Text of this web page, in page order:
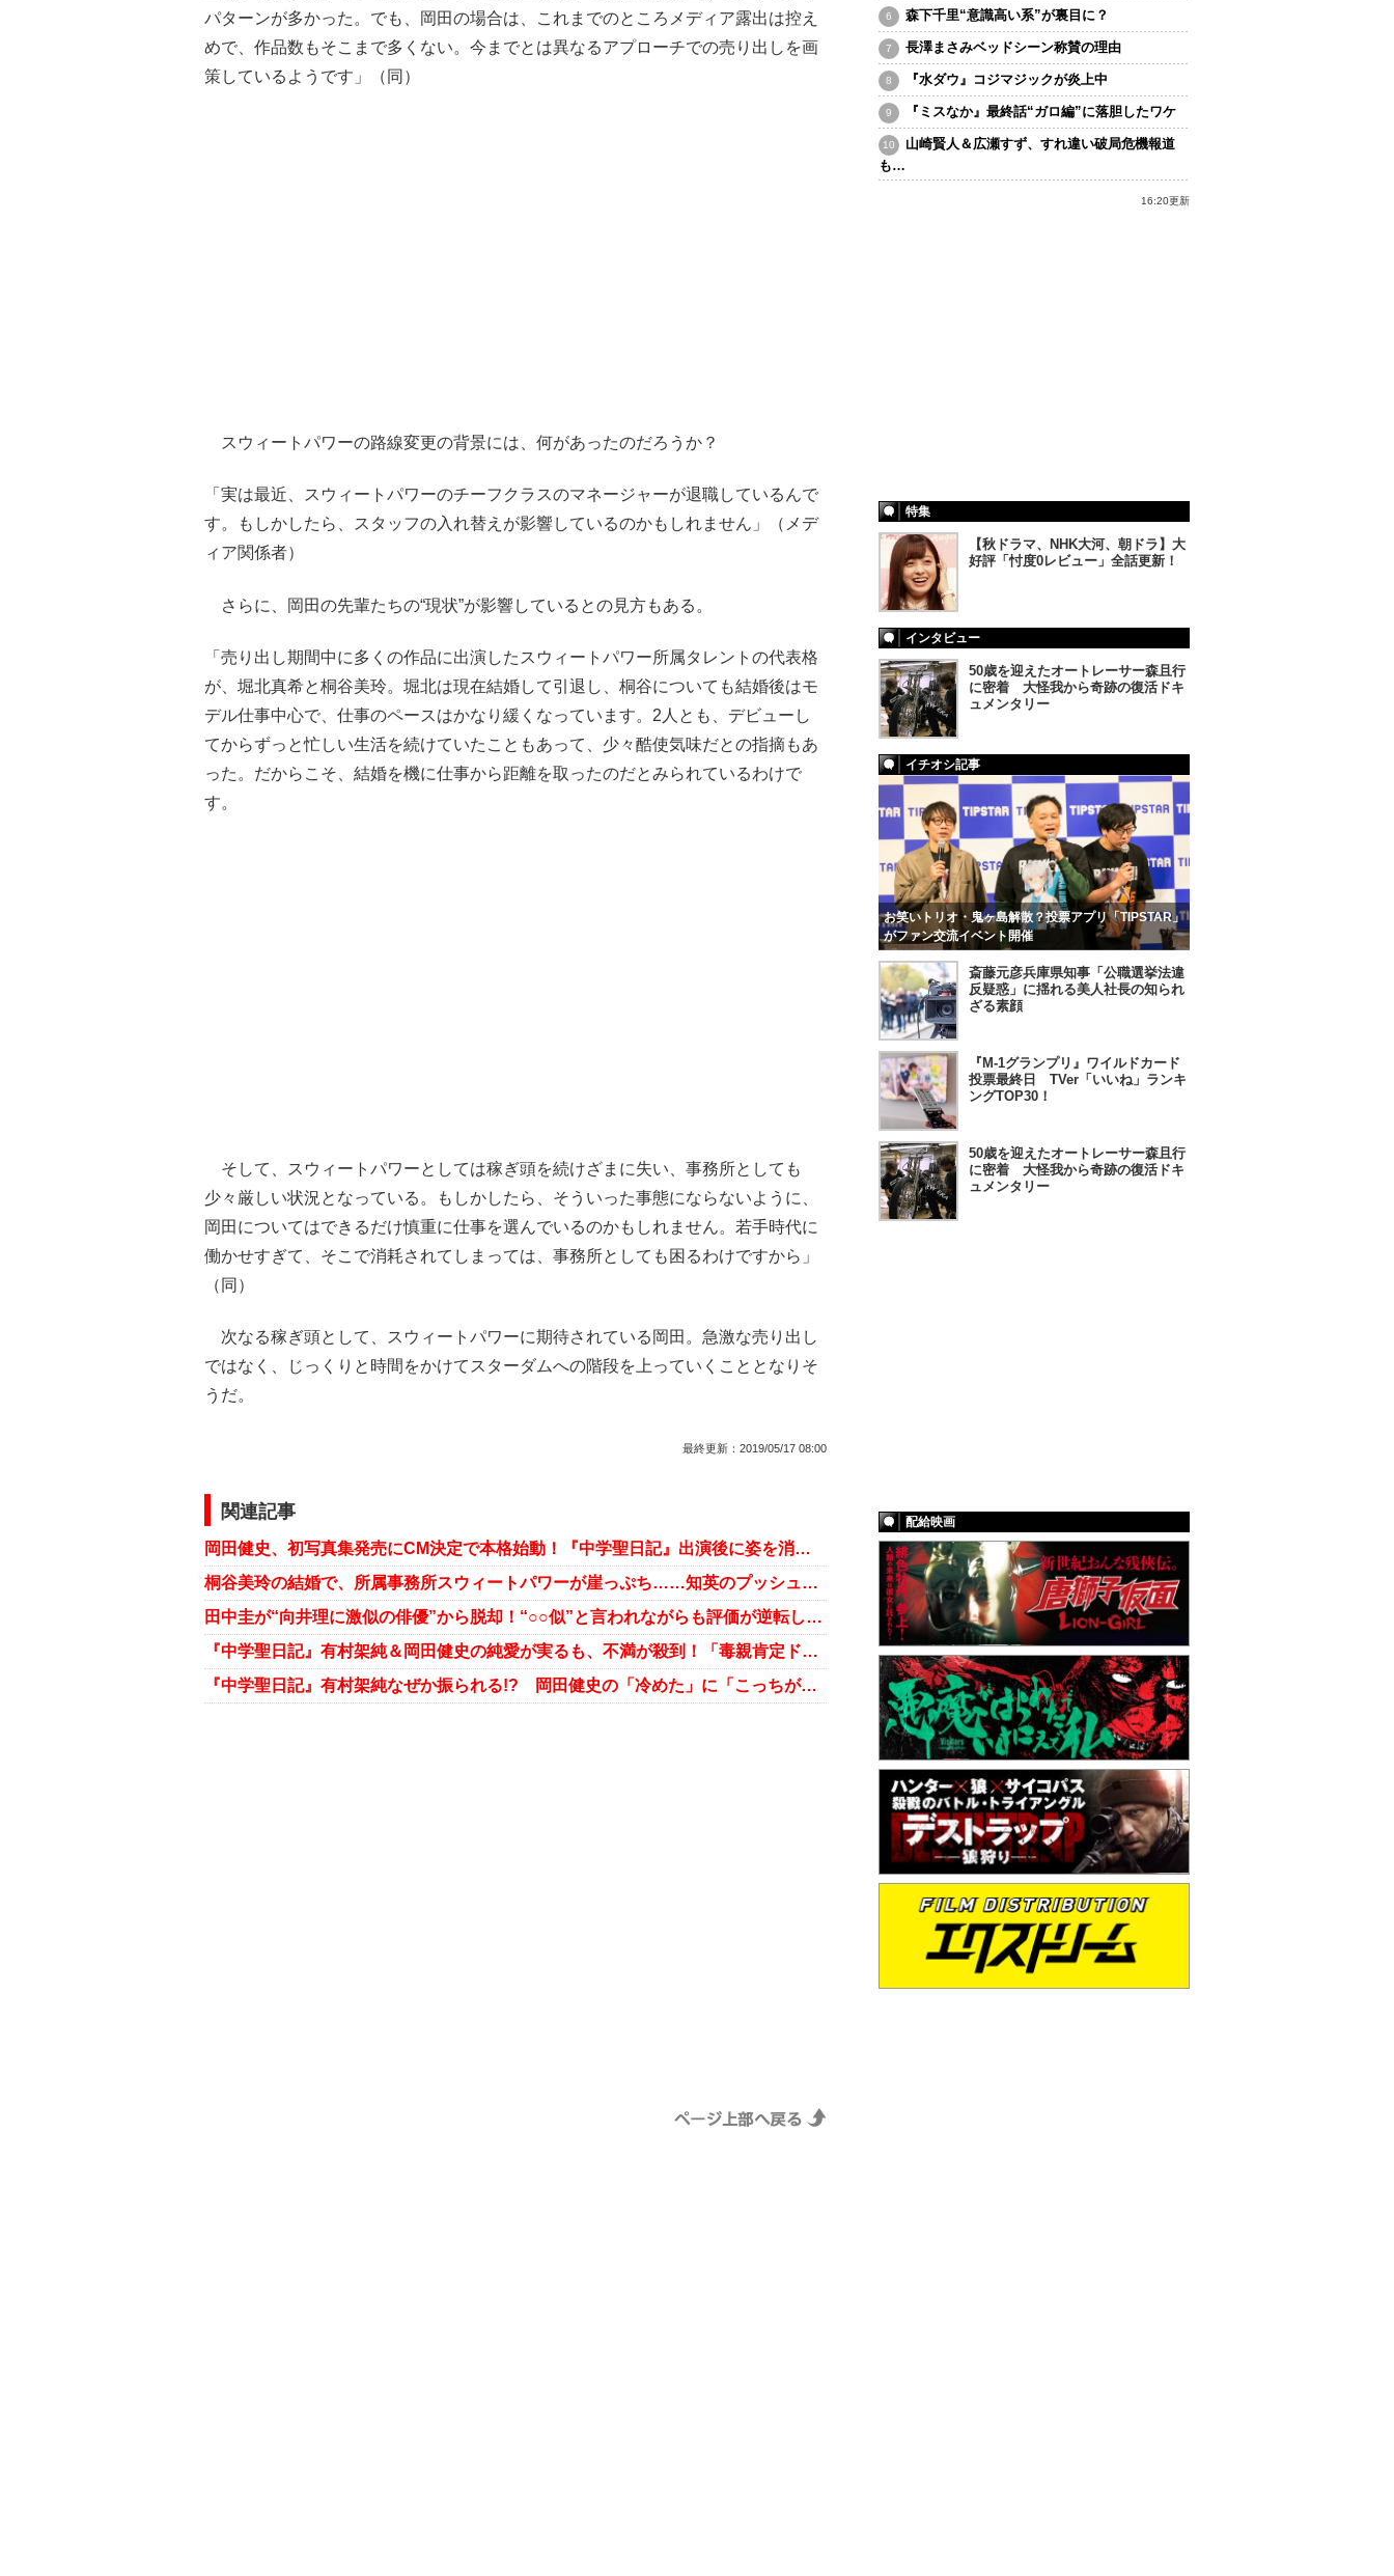
パターンが多かった。でも、岡田の場合は、これまでのところメディア露出は控え
めで、作品数もそこまで多くない。今までとは異なるアプローチでの売り出しを画
策しているようです」（同）
スウィートパワーの路線変更の背景には、何があったのだろうか？
「実は最近、スウィートパワーのチーフクラスのマネージャーが退職しているんで
す。もしかしたら、スタッフの入れ替えが影響しているのかもしれません」（メデ
ィア関係者）
さらに、岡田の先輩たちの“現状”が影響しているとの見方もある。
「売り出し期間中に多くの作品に出演したスウィートパワー所属タレントの代表格
が、堀北真希と桐谷美玲。堀北は現在結婚して引退し、桐谷についても結婚後はモ
デル仕事中心で、仕事のペースはかなり緩くなっています。2人とも、デビューし
てからずっと忙しい生活を続けていたこともあって、少々酷使気味だとの指摘もあ
った。だからこそ、結婚を機に仕事から距離を取ったのだとみられているわけで
す。
そして、スウィートパワーとしては稼ぎ頭を続けざまに失い、事務所としても
少々厳しい状況となっている。もしかしたら、そういった事態にならないように、
岡田についてはできるだけ慎重に仕事を選んでいるのかもしれません。若手時代に
働かせすぎて、そこで消耗されてしまっては、事務所としても困るわけですから」
（同）
次なる稼ぎ頭として、スウィートパワーに期待されている岡田。急激な売り出し
ではなく、じっくりと時間をかけてスターダムへの階段を上っていくこととなりそ
うだ。
最終更新： 2019/05/17 08:00
関連記事
岡田健史、初写真集発売にCM決定で本格始動！『中学聖日記』出演後に姿を消したワケ
桐谷美玲の結婚で、所属事務所スウィートパワーが崖っぷち……知英のプッシュに失敗し、高杉真宙で立て直し？
田中圭が“向井理に激似の俳優”から脱却！“○○似”と言われながらも評価が逆転した芸能人3人
『中学聖日記』有村架純＆岡田健史の純愛が実るも、不満が殺到！「毒親肯定ドラマ」と激怒の声も
『中学聖日記』有村架純なぜか振られる!? 岡田健史の「冷めた」に「こっちが冷めるわ」と視聴者激怒！
森下千里“意識高い系”が裏目に？
長澤まさみベッドシーン称賛の理由
『水ダウ』コジマジックが炎上中
『ミスなか』最終話“ガロ編”に落胆したワケ
山崎賢人＆広瀬すず、すれ違い破局危機報道
も…
16:20更新
特集
【秋ドラマ、NHK大河、朝ドラ】大
好評「忖度0レビュー」全話更新！
インタビュー
50歳を迎えたオートレーサー森且行
に密着 大怪我から奇跡の復活ドキ
ュメンタリー
イチオシ記事
お笑いトリオ・鬼ヶ島解散？投票アプリ「TIPSTAR」
がファン交流イベント開催
斎藤元彦兵庫県知事「公職選挙法違
反疑惑」に揺れる美人社長の知られ
ざる素顔
『M-1グランプリ』ワイルドカード
投票最終日 TVer「いいね」ランキ
ングTOP30！
50歳を迎えたオートレーサー森且行
に密着 大怪我から奇跡の復活ドキ
ュメンタリー
配給映画